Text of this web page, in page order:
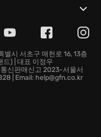
의 띠처럼 연결된 방, 에
란에 빠뜨립니다.
과 숨겨진 과거가 드러
가 펼쳐집니다. 비주얼
스릴러 영화의 긴장감을
시 서초구 매헌로 16, 13층
드) | 대표 이정우
신판매신고 2023-서울서
| Email: help@gfn.co.kr